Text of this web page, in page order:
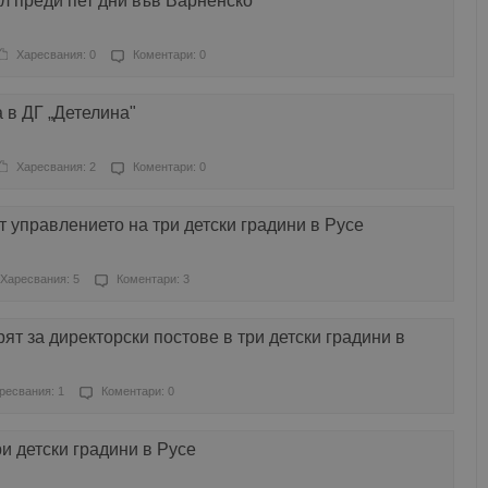
Харесвания: 0 Коментари: 0
в ДГ „Детелина"
Харесвания: 2 Коментари: 0
на три детски градини в Русе
Харесвания: 5 Коментари: 3
за директорски постове в три детски градини в
1 Коментари: 0
детски градини в Русе